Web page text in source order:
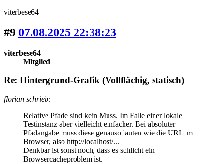
viterbese64
#9 07.08.2025 22:38:23
viterbese64
Mitglied
Re: Hintergrund-Grafik (Vollflächig, statisch)
florian schrieb:
Relative Pfade sind kein Muss. Im Falle einer lokale
Testinstanz aber vielleicht einfacher. Bei absoluter
Pfadangabe muss diese genauso lauten wie die URL im
Browser, also http://localhost/...
Denkbar ist sonst noch, dass es schlicht ein
Browsercacheproblem ist.